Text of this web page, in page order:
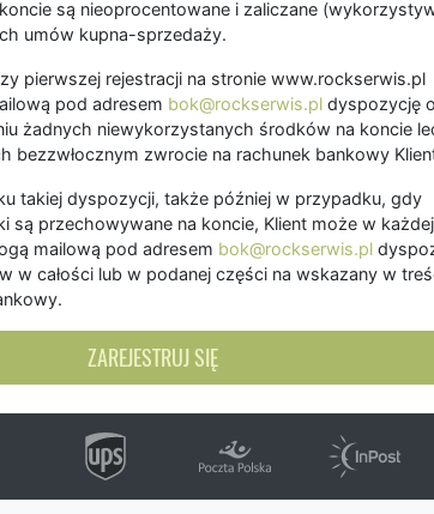
są nieoprocentowane i zaliczane
umów kupna-sprzedaży.
pierwszej rejestracji na stronie www.rockserwis.pl
pod adresem bok@rockserwis.pl dyspozycję o
żadnych niewykorzystanych środków na koncie
bezzwłocznym zwrocie na rachunek bankowy
takiej dyspozycji, także później w przypadku, gdy
są przechowywane na koncie, Klient może w każdej
mailową pod adresem bok@rockserwis.pl
w całości lub w podanej części na wskazany w
ZAREJESTRUJ SIĘ